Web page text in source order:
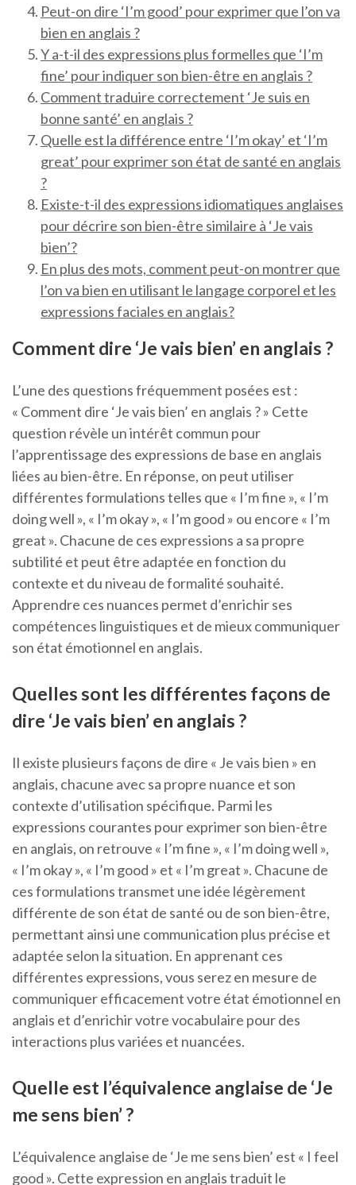
Peut-on dire ‘I’m good’ pour exprimer que l’on va
bien en anglais ?
Y a-t-il des expressions plus formelles que ‘I’m
fine’ pour indiquer son bien-être en anglais ?
Comment traduire correctement ‘Je suis en
bonne santé’ en anglais ?
Quelle est la différence entre ‘I’m okay’ et ‘I’m
great’ pour exprimer son état de santé en anglais
?
Existe-t-il des expressions idiomatiques anglaises
pour décrire son bien-être similaire à ‘Je vais
bien’?
En plus des mots, comment peut-on montrer que
l’on va bien en utilisant le langage corporel et les
expressions faciales en anglais?
Comment dire ‘Je vais bien’ en anglais ?
L’une des questions fréquemment posées est :
« Comment dire ‘Je vais bien’ en anglais ? » Cette
question révèle un intérêt commun pour
l’apprentissage des expressions de base en anglais
liées au bien-être. En réponse, on peut utiliser
différentes formulations telles que « I’m fine », « I’m
doing well », « I’m okay », « I’m good » ou encore « I’m
great ». Chacune de ces expressions a sa propre
subtilité et peut être adaptée en fonction du
contexte et du niveau de formalité souhaité.
Apprendre ces nuances permet d’enrichir ses
compétences linguistiques et de mieux communiquer
son état émotionnel en anglais.
Quelles sont les différentes façons de
dire ‘Je vais bien’ en anglais ?
Il existe plusieurs façons de dire « Je vais bien » en
anglais, chacune avec sa propre nuance et son
contexte d’utilisation spécifique. Parmi les
expressions courantes pour exprimer son bien-être
en anglais, on retrouve « I’m fine », « I’m doing well »,
« I’m okay », « I’m good » et « I’m great ». Chacune de
ces formulations transmet une idée légèrement
différente de son état de santé ou de son bien-être,
permettant ainsi une communication plus précise et
adaptée selon la situation. En apprenant ces
différentes expressions, vous serez en mesure de
communiquer efficacement votre état émotionnel en
anglais et d’enrichir votre vocabulaire pour des
interactions plus variées et nuancées.
Quelle est l’équivalence anglaise de ‘Je
me sens bien’ ?
L’équivalence anglaise de ‘Je me sens bien’ est « I feel
good ». Cette expression en anglais traduit le